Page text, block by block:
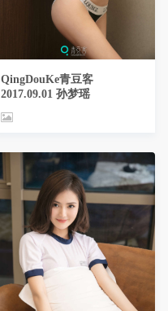
QingDouKe青豆客
2017.09.01 孙梦瑶